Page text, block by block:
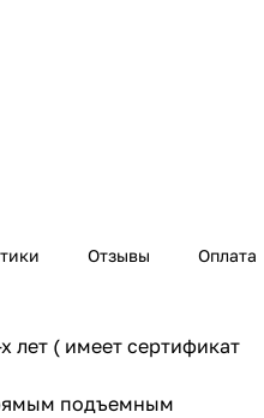
Отзывы Оплата
лет ( имеет сертификат
подъемным